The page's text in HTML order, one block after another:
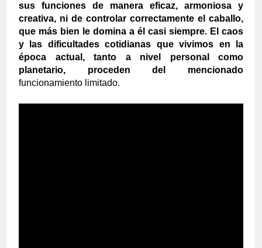
sus funciones de manera eficaz, armoniosa y
creativa, ni de controlar correctamente el caballo,
que más bien le domina a él casi siempre. El caos
y las dificultades cotidianas que vivimos en la
época actual, tanto a nivel personal como
planetario, proceden del mencionado
funcionamiento limitado.